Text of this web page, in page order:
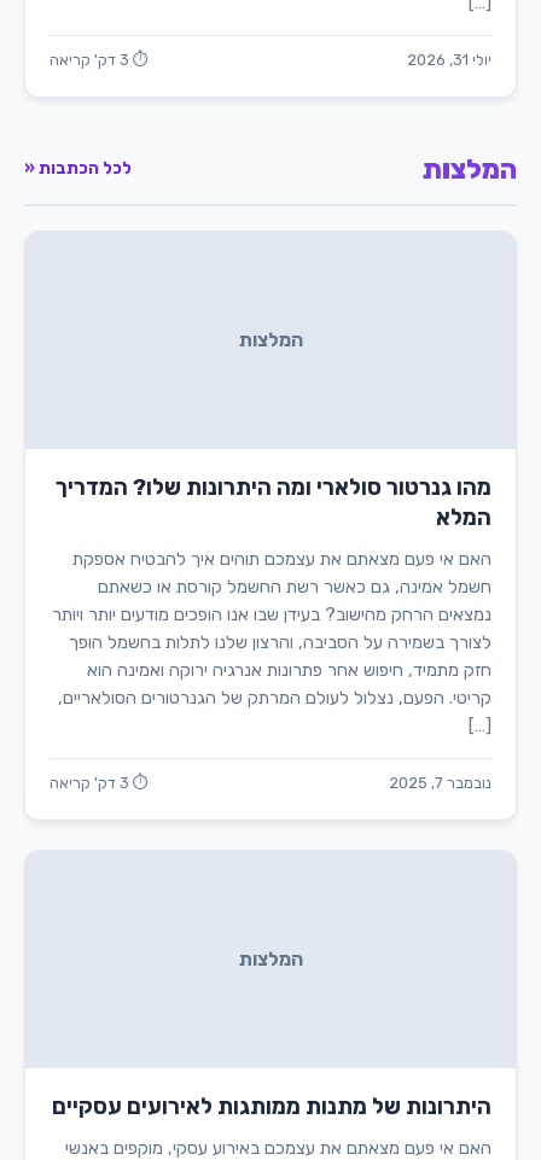
יולי 31, 2026 ⏱ 3 דק' קריאה
המלצות לכל הכתבות «
המלצות
מהו גנרטור סולארי ומה היתרונות שלו? המדריך
המלא
האם אי פעם מצאתם את עצמכם תוהים איך להבטיח אספקת
חשמל אמינה, גם כאשר רשת החשמל קורסת או כשאתם
נמצאים הרחק מהישוב? בעידן שבו אנו הופכים מודעים יותר ויותר
לצורך בשמירה על הסביבה, והרצון שלנו לתלות בחשמל הופך
חזק מתמיד, חיפוש אחר פתרונות אנרגיה ירוקה ואמינה הוא
קריטי. הפעם, נצלול לעולם המרתק של הגנרטורים הסולאריים,
[…]
נובמבר 7, 2025 ⏱ 3 דק' קריאה
המלצות
היתרונות של מתנות ממותגות לאירועים עסקיים
האם אי פעם מצאתם את עצמכם באירוע עסקי, מוקפים באנשי